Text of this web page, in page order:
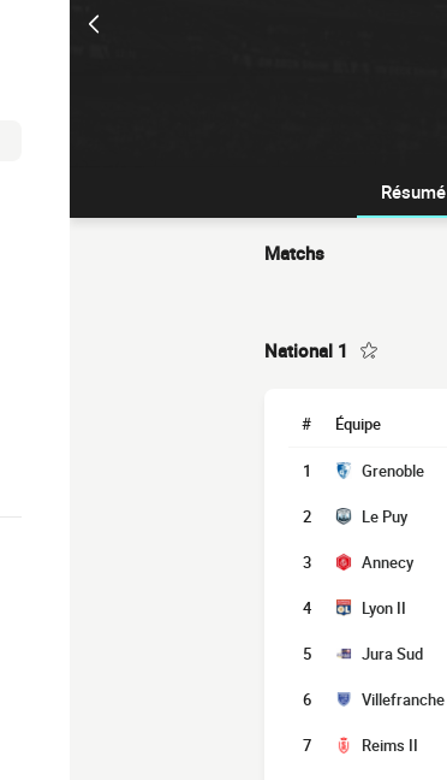
Résumé
Matchs
National 1
# Équipe
1 Grenoble
2 Le Puy
3 Annecy
4 Lyon II
5 Jura Sud
6 Villefranche
7 Reims II